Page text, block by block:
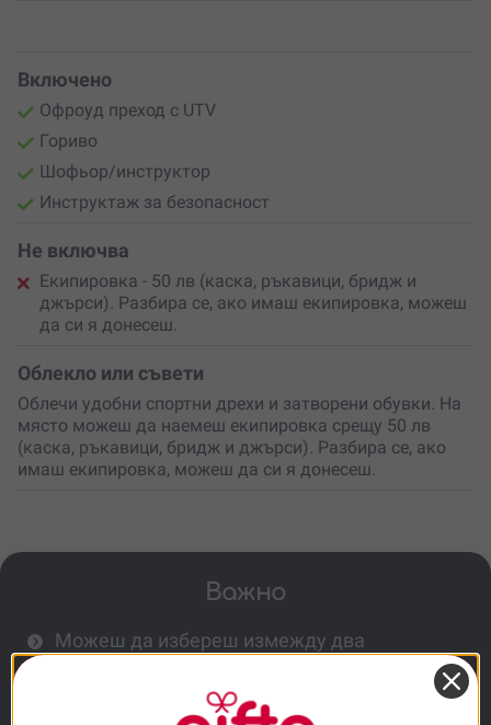
Включено
Офроуд преход с UTV
Гориво
Шофьор/инструктор
Инструктаж за безопасност
Не включва
Екипировка - 50 лв (каска, ръкавици, бридж и
джърси). Разбира се, ако имаш екипировка, можеш
да си я донесеш.
Облекло или съвети
Облечи удобни спортни дрехи и затворени обувки. На
място можеш да наемеш екипировка срещу 50 лв
(каска, ръкавици, бридж и джърси). Разбира се, ако
имаш екипировка, можеш да си я донесеш.
Важно
Можеш да избереш измежду два